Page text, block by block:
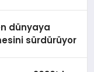
dünyaya
sürdürüyor